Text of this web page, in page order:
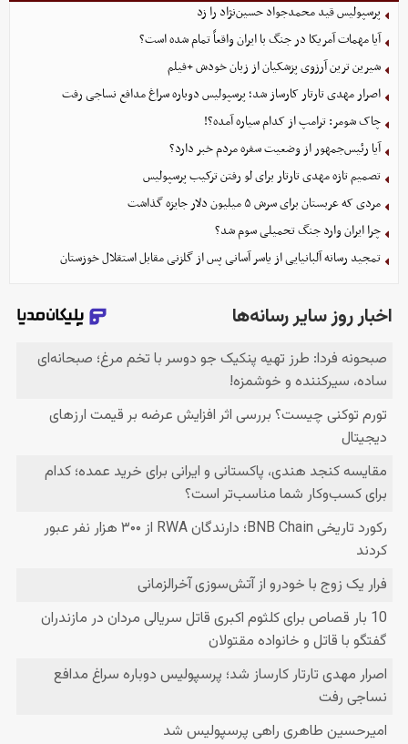
پرسپولیس قید محمدجواد حسین‌نژاد را زد
آیا مهمات آمریکا در جنگ با ایران واقعاً تمام شده است؟
شیرین ترین آرزوی پزشکیان از زبان خودش +فیلم
اصرار مهدی تارتار کارساز شد؛ پرسپولیس دوباره سراغ مدافع نساجی رفت
چاک شومر: ترامپ از کدام سیاره آمده؟!
آیا رئیس‌جمهور از وضعیت سفره مردم خبر دارد؟
تصمیم تازه مهدی تارتار برای لو رفتن ترکیب پرسپولیس
مردی که عربستان برای سرش ۵ میلیون دلار جایزه گذاشت
چرا ایران وارد جنگ تحمیلی سوم شد؟
تمجید رسانه آلبانیایی از یاسر آسانی پس از گلزنی مقابل استقلال خوزستان